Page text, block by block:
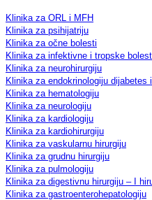
Klinika za ORL i MFH
Klinika za psihijatriju
Klinika za očne bolesti
Klinika za infektivne i tropske
Klinika za neurohirurgiju
Klinika za endokrinologiju dijabetes
Klinika za hematologiju
Klinika za neurologiju
Klinika za kardiologiju
Klinika za kardiohirurgiju
Klinika za vaskularnu hirurgiju
Klinika za grudnu hirurgiju
Klinika za pulmologiju
Klinika za digestivnu hirurgiju – I
Klinika za gastroenterohepatologiju